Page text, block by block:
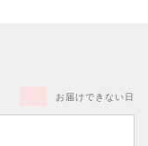
お届けできない日